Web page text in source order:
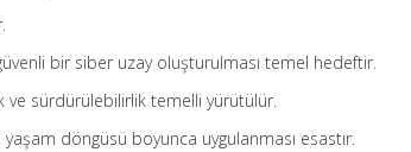
bir siber uzay oluşturulması temel hedeftir.
ve sürdürülebilirlik temelli yürütülür.
döngüsü boyunca uygulanması esastır.